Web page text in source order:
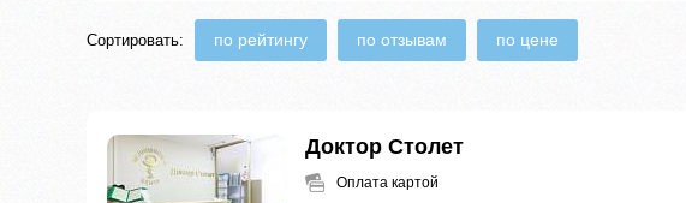
Сортировать: по рейтингу по отзывам по цене
Доктор Столет
Оплата картой